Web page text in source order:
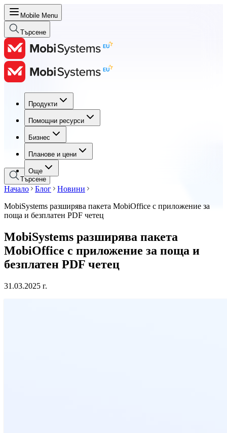
Mobile Menu
Търсене
Продукти
Помощни ресурси
Бизнес
Планове и цени
Още
Продукти
Помощни ресурси
Бизнес
Планове и цени
Търсене
Начало Блог
Новини
MobiSystems разширява пакета MobiOffice с приложение за
поща и безплатен PDF четец
MobiSystems разширява пакета
MobiOffice с приложение за поща и
безплатен PDF четец
31.03.2025 г.